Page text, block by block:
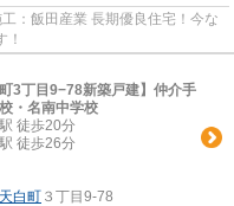
：飯田産業 長期優良住宅！今な
！
3丁目9−78新築戸建】仲介手
・名南中学校
駅 徒歩20分
駅 徒歩26分
天白町 ３丁目9-78